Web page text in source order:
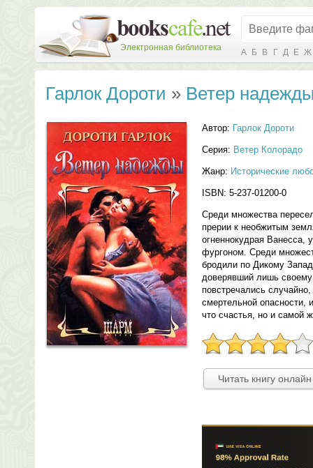
Электронная библиотека А Б В Г Д Е Ж
Гарлок Дороти » Ветер
Автор: Гарлок Дороти
Серия: Ветер Колорадо
Жанр: Исторические
ISBN: 5-237-01200-0
Среди множества
прерии к необжитым
огненнокудрая Ванесса,
фургоном. Среди
бродили по Дикому
доверявший лишь
повстречались
смертельной опасности,
что счастья, но и самой
Читать книгу